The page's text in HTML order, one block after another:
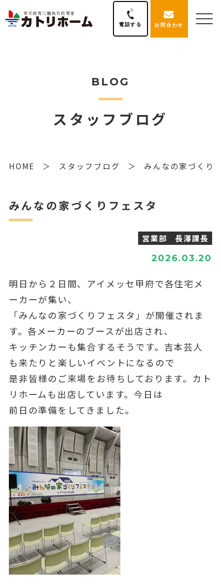
電話する お問合わせ
BLOG
スタッフブログ
HOME スタッフブログ みんなの家づくり
みんなの家づくりフェスタ
営業部 長澤課長
2026.03.20
明日から２日間、アイメッセ甲府で各住宅メ
ーカーが集い、
「みんなの家づくりフェスタ」が開催されま
す。各メーカーのブースが出店され、
キッチンカーも集合するそうです。吉本芸人
も来たりと楽しいイベントになるので
是非皆様のご来場をお待ちしております。カト
リホームも出店しています。今日は
前日の準備をしてきました。